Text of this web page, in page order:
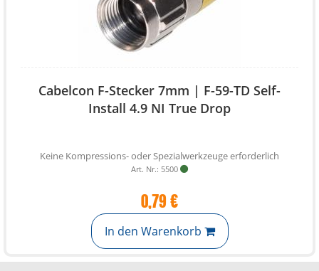
Cabelcon F-Stecker 7mm | F-59-TD Self-
Install 4.9 NI True Drop
Keine Kompressions- oder Spezialwerkzeuge erforderlich
Art. Nr.: 5500
0,79 €
In den Warenkorb